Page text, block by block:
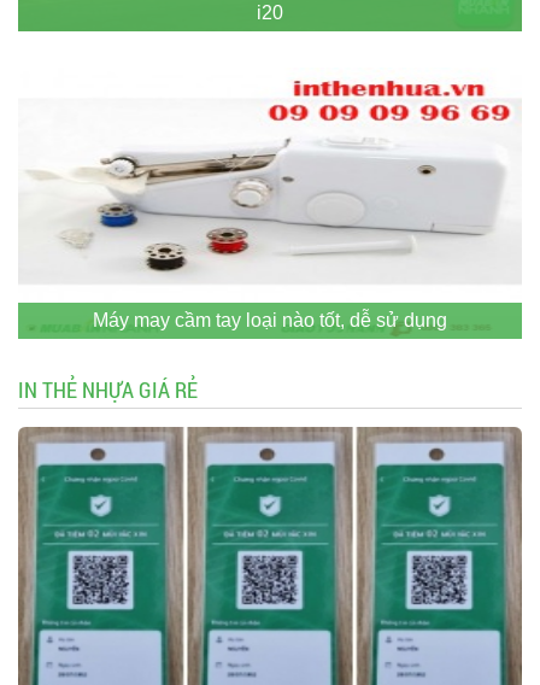
i20
Máy may cầm tay loại nào tốt, dễ sử dụng
IN THẺ NHỰA GIÁ RẺ